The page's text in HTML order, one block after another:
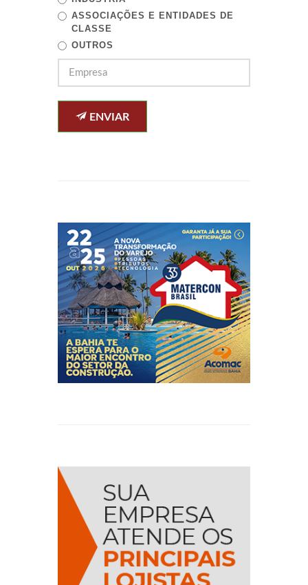
ASSOCIAÇÕES E ENTIDADES DE
CLASSE
OUTROS
ENVIAR